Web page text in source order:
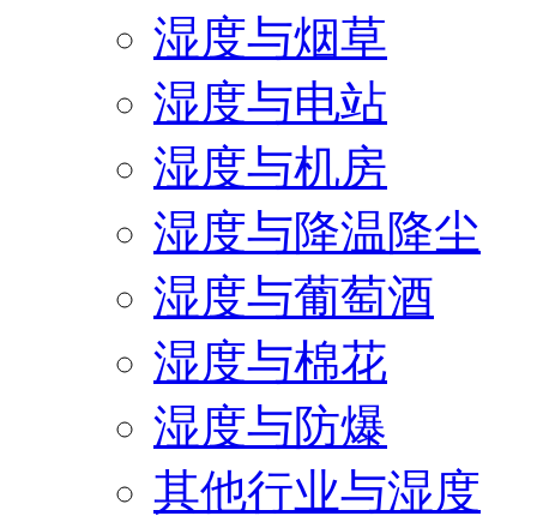
湿度与烟草
湿度与电站
湿度与机房
湿度与降温降尘
湿度与葡萄酒
湿度与棉花
湿度与防爆
其他行业与湿度